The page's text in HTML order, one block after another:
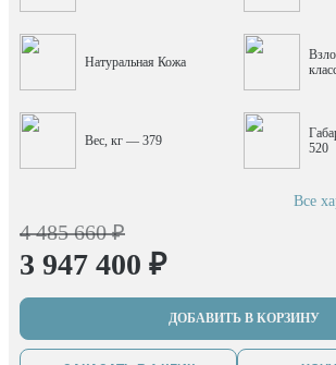
Натуральная Кожа
Вес, кг — 379
520
Все
4 485 660 ₽
3 947 400 ₽
ДОБАВИТЬ В КОРЗИНУ